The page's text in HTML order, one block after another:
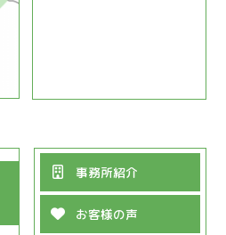
事務所紹介
お客様の声